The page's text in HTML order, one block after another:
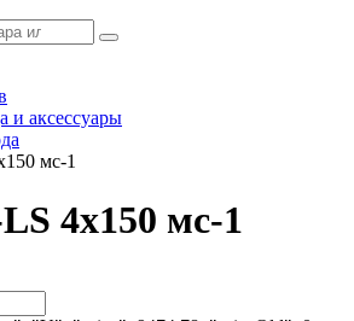
и аксессуары
мс-1
4х150 мс-1